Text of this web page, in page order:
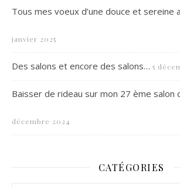
Tous mes voeux d’une douce et sereine
janvier 2025
Des salons et encore des salons… 5
Baisser de rideau sur mon 27 ème salon
décembre 2024
CATÉGORIES